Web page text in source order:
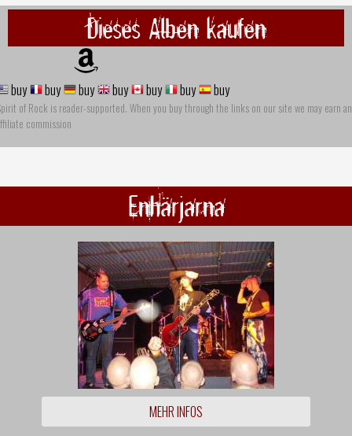
Dieses Alben kaufen
buy buy buy buy buy buy buy
of Rock is reader-supported. When you buy through the links on our site we may earn an
commission
Enhärjarna
MEHR INFOS